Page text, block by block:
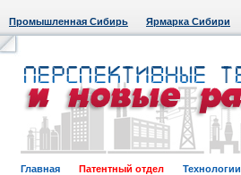
Промышленная Сибирь Ярмарка Сибири
Главная Патентный отдел Технологии